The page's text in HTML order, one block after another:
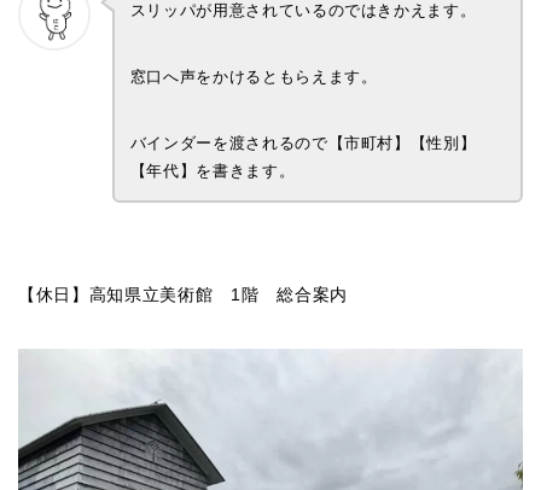
スリッパが用意されているのではきかえます。
窓口へ声をかけるともらえます。
バインダーを渡されるので【市町村】【性別】
【年代】を書きます。
【休日】高知県立美術館 1階 総合案内